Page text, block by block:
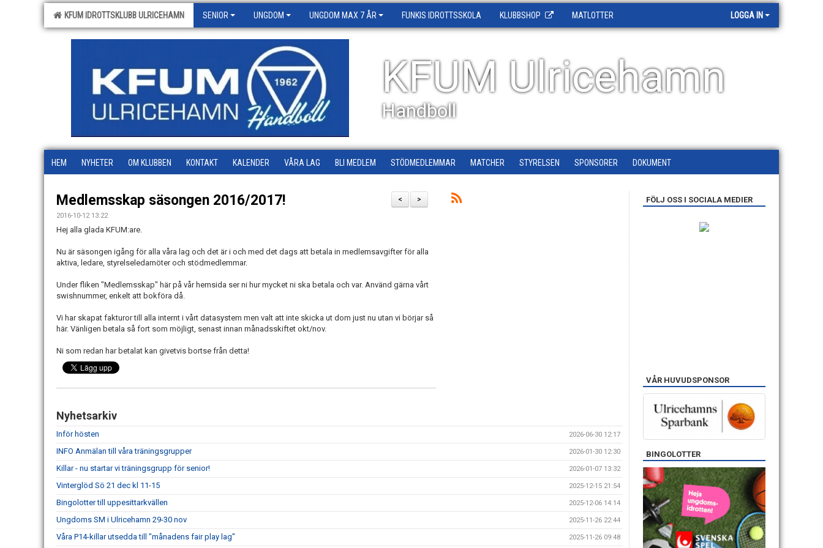
KFUM IDROTTSKLUBB ULRICEHAMN SENIOR UNGDOM UNGDOM MAX 7 ÅR FUNKIS IDROTTSSKOLA KLUBBSHOP MATLOTTER LOGGA IN
KFUM Ulricehamn
Handboll
HEM NYHETER OM KLUBBEN KONTAKT KALENDER VÅRA LAG BLI MEDLEM STÖDMEDLEMMAR MATCHER STYRELSEN SPONSORER DOKUMENT
>
<
Medlemsskap säsongen 2016/2017!
2016-10-12 13:22
Hej alla glada KFUM:are.
Nu är säsongen igång för alla våra lag och det är i och med det dags att betala in medlemsavgifter för alla
aktiva, ledare, styrelseledamöter och stödmedlemmar.
Under fliken "Medlemsskap" här på vår hemsida ser ni hur mycket ni ska betala och var. Använd gärna vårt
swishnummer, enkelt att bokföra då.
Vi har skapat fakturor till alla internt i vårt datasystem men valt att inte skicka ut dom just nu utan vi börjar så
här. Vänligen betala så fort som möjligt, senast innan månadsskiftet okt/nov.
Ni som redan har betalat kan givetvis bortse från detta!
Nyhetsarkiv
Inför hösten 2026-06-30 12:17
INFO Anmälan till våra träningsgrupper 2026-01-30 12:30
Killar - nu startar vi träningsgrupp för senior! 2026-01-07 13:32
Vinterglöd Sö 21 dec kl 11-15 2025-12-15 21:54
Bingolotter till uppesittarkvällen 2025-12-06 14:14
Ungdoms SM i Ulricehamn 29-30 nov 2025-11-26 22:44
Våra P14-killar utsedda till "månadens fair play lag" 2025-11-26 09:48
FÖLJ OSS I SOCIALA MEDIER
VÅR HUVUDSPONSOR
BINGOLOTTER